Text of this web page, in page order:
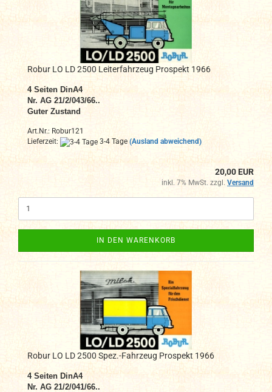
Robur LO LD 2500 Leiterfahrzeug Prospekt 1966
4 Seiten DinA4
Nr. AG 21/2/043/66..
Guter Zustand
Art.Nr.: Robur121
Lieferzeit:
3-4 Tage (Ausland abweichend)
20,00 EUR
inkl. 7% MwSt. zzgl. Versand
IN DEN WARENKORB
Robur LO LD 2500 Spez.-Fahrzeug Prospekt 1966
4 Seiten DinA4
Nr. AG 21/2/041/66..